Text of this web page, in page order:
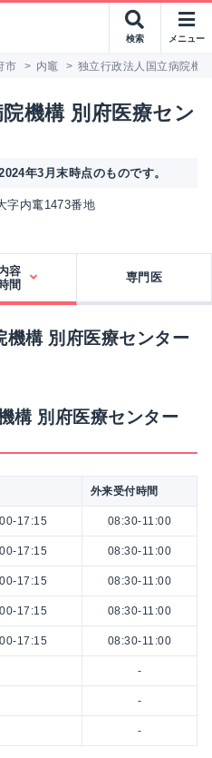
検索 メニュー
市 > 内竈 > 独立行政法人国立病院機
機構 別府医療セン
年3月末時点のものです。
字内竃1473番地
容
間
専門医
機構 別府医療センター
構 別府医療センター
外来受付時間
17:15 08:30-11:00
17:15 08:30-11:00
17:15 08:30-11:00
17:15 08:30-11:00
17:15 08:30-11:00
-
-
-